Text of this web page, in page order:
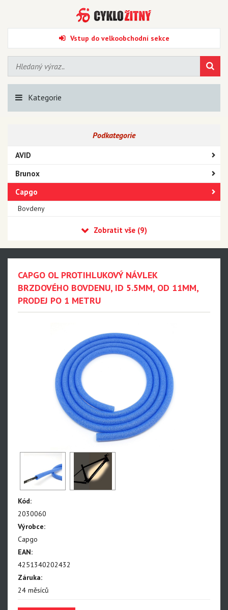
Vstup do velkoobchodní sekce
Kategorie
Podkategorie
AVID
Brunox
Capgo
Bovdeny
Návleky na bovdeny
Maxima Racing Oils
CAPGO OL PROTIHLUKOVÝ NÁVLEK
BRZDOVÉHO BOVDENU, ID 5.5MM, OD 11MM,
PRODEJ PO 1 METRU
Kód:
2030060
Výrobce:
Capgo
EAN:
4251340202432
Záruka:
24 měsíců